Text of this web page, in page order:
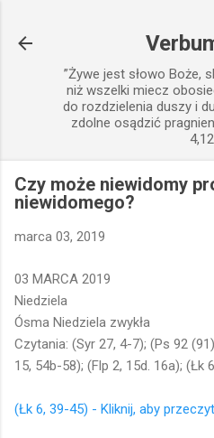
”Żywe jest słowo Boże,
niż wszelki miecz
do rozdzielenia duszy i
zdolne osądzić
4,12
Czy może niewidomy
niewidomego?
marca 03, 2019
03 MARCA 2019
Niedziela
Ósma Niedziela zwykła
Czytania: (Syr 27, 4-7); (Ps 92
15, 54b-58); (Flp 2, 15d. 16a); (Łk
(Łk 6, 39-45) - Kliknij, aby